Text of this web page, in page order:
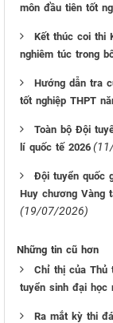
môn đầu tiên tốt
Kết thúc coi thi
nghiêm túc trong
Hướng dẫn tra
tốt nghiệp THPT
Toàn bộ Đội
lí quốc tế 2026
Đội tuyển quốc
Huy chương Vàng
(19/07/2026)
Những tin cũ hơn
Chỉ thị của Thủ
tuyển sinh đại học
Ra mắt kỳ thi